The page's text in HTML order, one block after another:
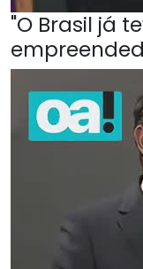
"O Brasil já